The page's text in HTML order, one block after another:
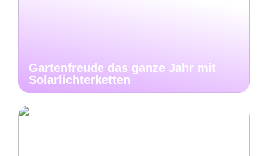
Gartenfreude das ganze Jahr mit
Solarlichterketten